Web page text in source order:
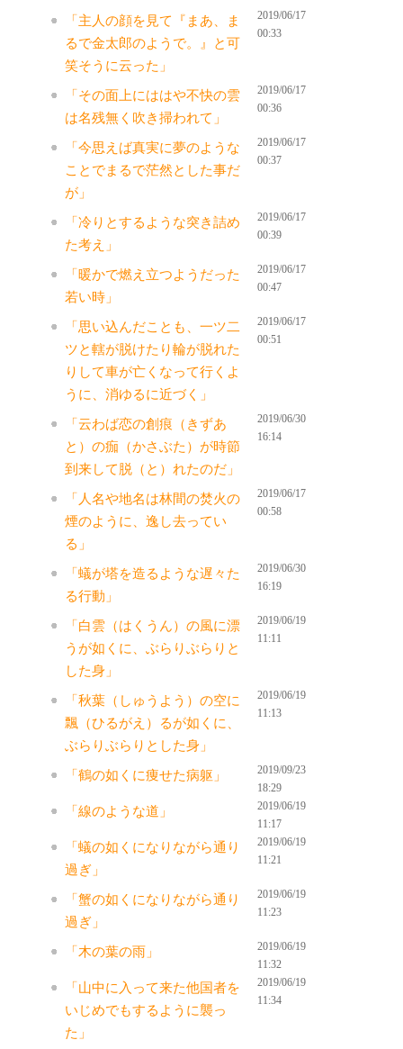
「主人の顔を見て『まあ、ま
るで金太郎のようで。』と可
笑そうに云った」
2019/06/17
00:33
「その面上にははや不快の雲
は名残無く吹き掃われて」
2019/06/17
00:36
「今思えば真実に夢のような
ことでまるで茫然とした事だ
が」
2019/06/17
00:37
「冷りとするような突き詰め
た考え」
2019/06/17
00:39
「暖かで燃え立つようだった
若い時」
2019/06/17
00:47
「思い込んだことも、一ツ二
ツと轄が脱けたり輪が脱れた
りして車が亡くなって行くよ
うに、消ゆるに近づく」
2019/06/17
00:51
「云わば恋の創痕（きずあ
と）の痂（かさぶた）が時節
到来して脱（と）れたのだ」
2019/06/30
16:14
「人名や地名は林間の焚火の
煙のように、逸し去ってい
る」
2019/06/17
00:58
「蟻が塔を造るような遅々た
る行動」
2019/06/30
16:19
「白雲（はくうん）の風に漂
うが如くに、ぶらりぶらりと
した身」
2019/06/19
11:11
「秋葉（しゅうよう）の空に
飄（ひるがえ）るが如くに、
ぶらりぶらりとした身」
2019/06/19
11:13
「鶴の如くに痩せた病躯」
2019/09/23
18:29
「線のような道」
2019/06/19
11:17
「蟻の如くになりながら通り
過ぎ」
2019/06/19
11:21
「蟹の如くになりながら通り
過ぎ」
2019/06/19
11:23
「木の葉の雨」
2019/06/19
11:32
「山中に入って来た他国者を
いじめでもするように襲っ
た」
2019/06/19
11:34